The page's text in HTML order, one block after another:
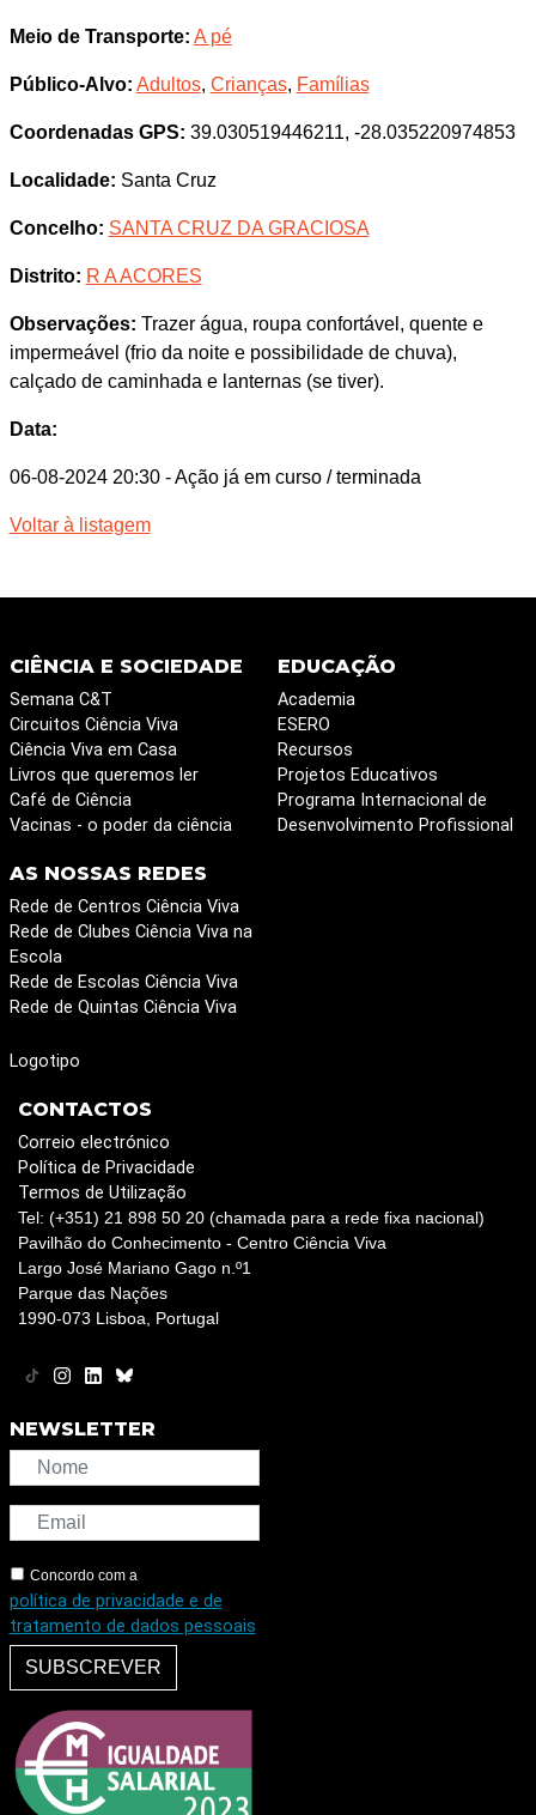
Meio de Transporte: A pé
Público-Alvo: Adultos, Crianças, Famílias
Coordenadas GPS: 39.030519446211, -28.035220974853
Localidade: Santa Cruz
Concelho: SANTA CRUZ DA GRACIOSA
Distrito: R A ACORES
Observações: Trazer água, roupa confortável, quente e
impermeável (frio da noite e possibilidade de chuva),
calçado de caminhada e lanternas (se tiver).
Data:
06-08-2024 20:30 - Ação já em curso / terminada
Voltar à listagem
CIÊNCIA E SOCIEDADE
Semana C&T
Circuitos Ciência Viva
Ciência Viva em Casa
Livros que queremos ler
Café de Ciência
Vacinas - o poder da ciência
EDUCAÇÃO
Academia
ESERO
Recursos
Projetos Educativos
Programa Internacional de
Desenvolvimento Profissional
AS NOSSAS REDES
Rede de Centros Ciência Viva
Rede de Clubes Ciência Viva na
Escola
Rede de Escolas Ciência Viva
Rede de Quintas Ciência Viva
Logotipo
CONTACTOS
Correio electrónico
Política de Privacidade
Termos de Utilização
Tel: (+351) 21 898 50 20 (chamada para a rede fixa nacional)
Pavilhão do Conhecimento - Centro Ciência Viva
Largo José Mariano Gago n.º1
Parque das Nações
1990-073 Lisboa, Portugal
NEWSLETTER
Concordo com a
política de privacidade e de
tratamento de dados pessoais
SUBSCREVER